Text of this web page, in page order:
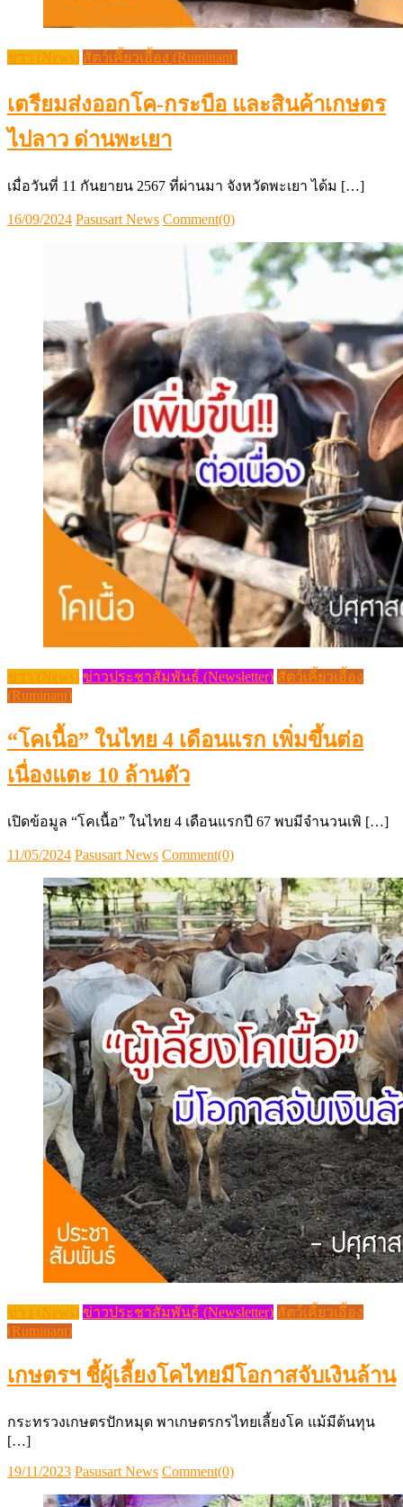
ข่าว (News) สัตว์เคี้ยวเอื้อง (Ruminant)
เตรียมส่งออกโค-กระบือ และสินค้าเกษตร
ไปลาว ด่านพะเยา
เมื่อวันที่ 11 กันยายน 2567 ที่ผ่านมา จังหวัดพะเยา ได้ม […]
Posted
16/09/2024 Author
Pasusart News Comment(0)
ข่าว (News) ข่าวประชาสัมพันธ์ (Newsletter) สัตว์เคี้ยวเอื้อง
(Ruminant)
“โคเนื้อ” ในไทย 4 เดือนแรก เพิ่มขึ้นต่อ
เนื่องแตะ 10 ล้านตัว
เปิดข้อมูล “โคเนื้อ” ในไทย 4 เดือนแรกปี 67 พบมีจำนวนเพิ […]
Posted
11/05/2024 Author
Pasusart News Comment(0)
ข่าว (News) ข่าวประชาสัมพันธ์ (Newsletter) สัตว์เคี้ยวเอื้อง
(Ruminant)
เกษตรฯ ชี้ผู้เลี้ยงโคไทยมีโอกาสจับเงินล้าน
​กระทรวงเกษตรปักหมุด​ พาเกษตรกรไทยเลี้ยงโค​ แม้มีต้นทุน
[…]
Posted
19/11/2023 Author
Pasusart News Comment(0)